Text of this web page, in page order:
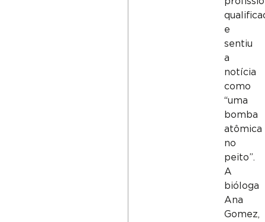
e
sentiu
a
notícia
como
“uma
bomba
atômica
no
peito”.
A
bióloga
Ana
Gomez,